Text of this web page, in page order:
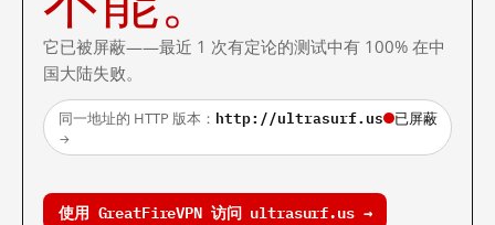
它已被屏蔽——最近 1 次有定论的测试中有 100% 在中
国大陆失败。
同一地址的 HTTP 版本： http://ultrasurf.us 已屏蔽
→
使用 GreatFireVPN 访问 ultrasurf.us →